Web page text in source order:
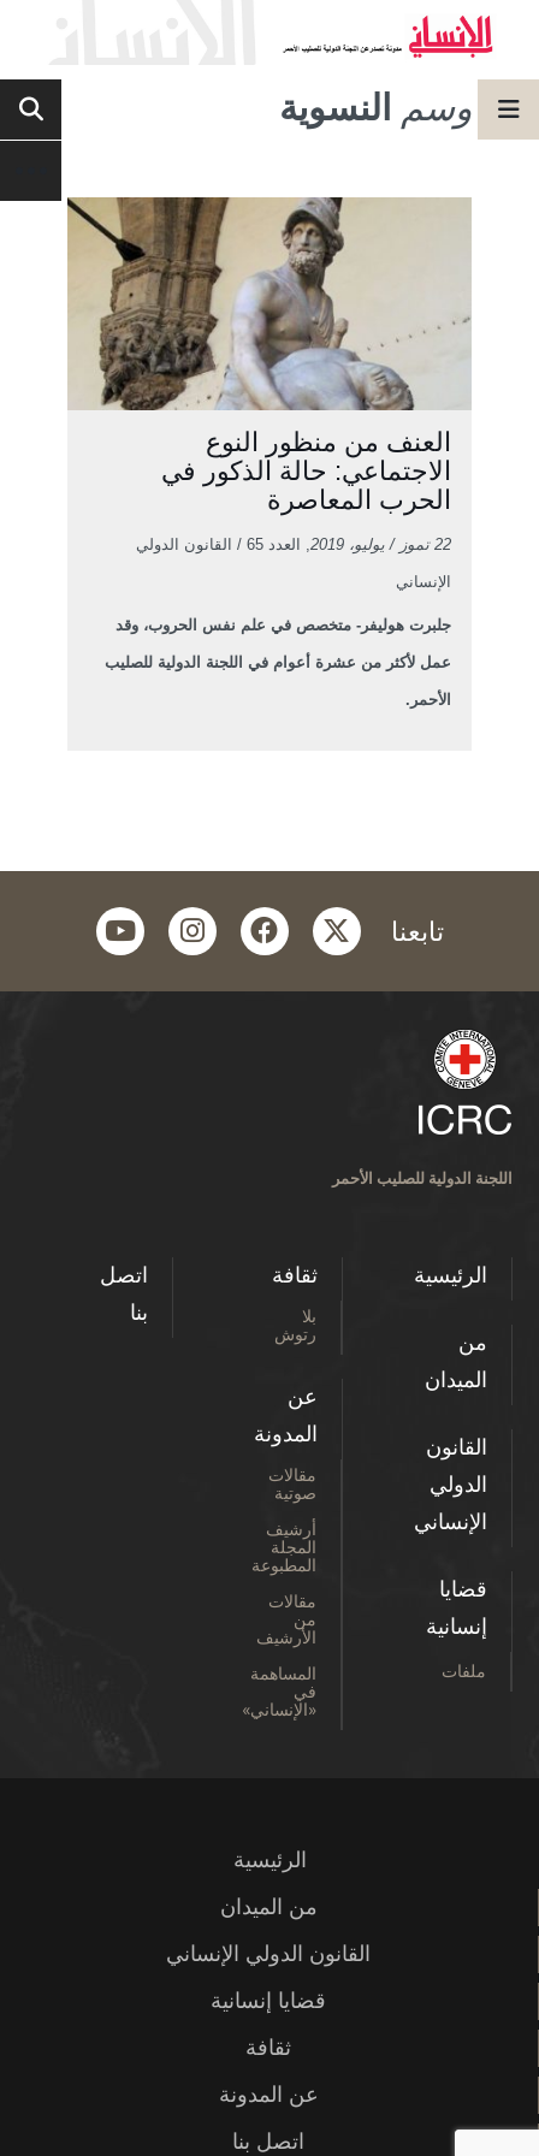
وسم النسوية
العنف من منظور النوع
الاجتماعي: حالة الذكور في
الحرب المعاصرة
22 تموز / يوليو، 2019 , العدد 65 / القانون الدولي
الإنساني
جلبرت هوليفر- متخصص في علم نفس الحروب، وقد
عمل لأكثر من عشرة أعوام في اللجنة الدولية للصليب
الأحمر.
تابعنا twitter
facebook
instagram
youtube
اللجنة الدولية للصليب الأحمر
الرئيسية
من
الميدان
القانون
الدولي
الإنساني
قضايا
إنسانية
ملفات
ثقافة
بلا
رتوش
عن
المدونة
مقالات
صوتية
أرشيف
المجلة
المطبوعة
مقالات
من
الأرشيف
المساهمة
في
«الإنساني»
اتصل
بنا
الرئيسية
من الميدان
القانون الدولي الإنساني
قضايا إنسانية
ثقافة
عن المدونة
اتصل بنا